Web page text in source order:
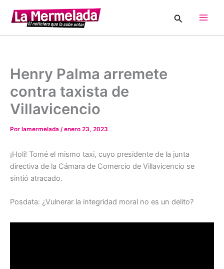
contenido
Buscar
Henry Palma arremete
contra taxista de
Villavicencio
Por lamermelada /enero 23, 2023
¡Holi! Tomé el mismo taxi, cuyo presidente de la junta
directiva de la Cámara de Comercio de Villavicencio se
sintió atracado.
Posdata: ¿Vulnerar la integridad moral no es un delito?